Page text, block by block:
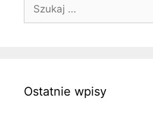
Ostatnie wpisy